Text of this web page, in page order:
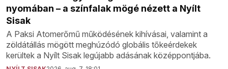
nyomában – a színfalak mögé nézett a Nyílt
Sisak
A Paksi Atomerőmű működésének kihívásai, valamint a
zöldátállás mögött meghúzódó globális tőkeérdekek
kerültek a Nyílt Sisak legújabb adásának középpontjába.